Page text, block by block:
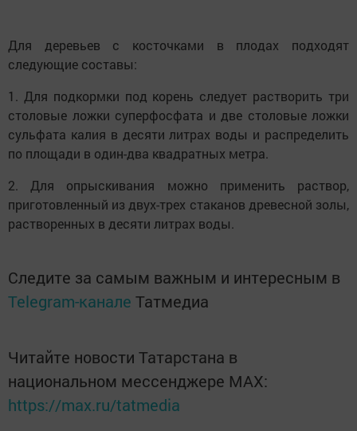
Для деревьев с косточками в плодах подходят
следующие составы:
1. Для подкормки под корень следует растворить три
столовые ложки суперфосфата и две столовые ложки
сульфата калия в десяти литрах воды и распределить
по площади в один-два квадратных метра.
2. Для опрыскивания можно применить раствор,
приготовленный из двух-трех стаканов древесной золы,
растворенных в десяти литрах воды.
Следите за самым важным и интересным в
Telegram-канале Татмедиа
Читайте новости Татарстана в
национальном мессенджере MАХ:
https://max.ru/tatmedia